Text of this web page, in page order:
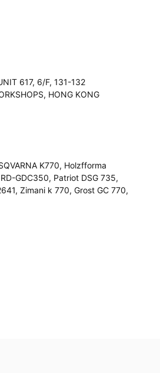
617, 6/F, 131-132
HONG KONG
K770, Holzfforma
GDC350, Patriot DSG 735,
Zimani k 770, Grost GC 770,